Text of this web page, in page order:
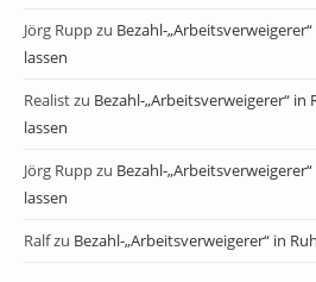
Jörg Ruppzu Bezahl-
lassen
Realistzu Bezahl-„Arbeitsverweigerer“
lassen
Jörg Ruppzu Bezahl-
lassen
Ralfzu Bezahl-„Arbeitsverweigerer“ in